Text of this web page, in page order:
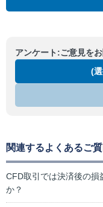
アンケート:ご意見を
(
関連するよくあるご
CFD取引では決済後の損
か？